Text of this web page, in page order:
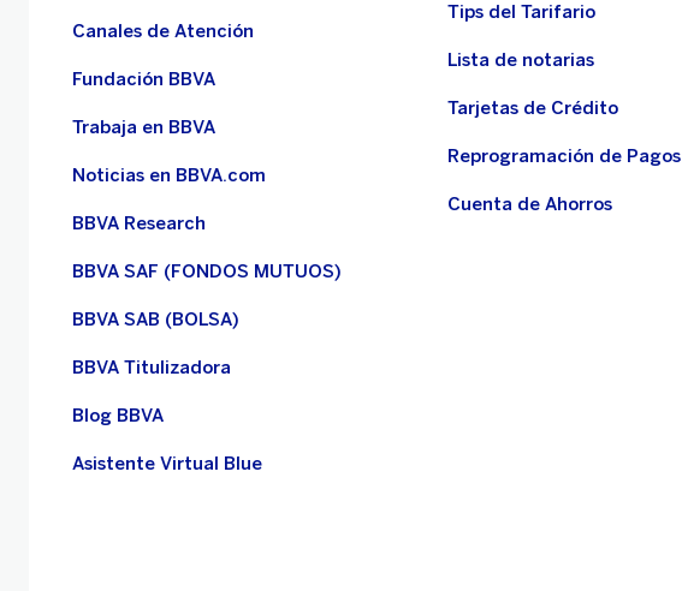
Canales de Atención
Fundación BBVA
Trabaja en BBVA
Noticias en BBVA.com
BBVA Research
BBVA SAF (FONDOS MUTUOS)
BBVA SAB (BOLSA)
BBVA Titulizadora
Blog BBVA
Asistente Virtual Blue
Tips del Tarifario
Lista de notarias
Tarjetas de Crédito
Reprogramación de Pagos
Cuenta de Ahorros